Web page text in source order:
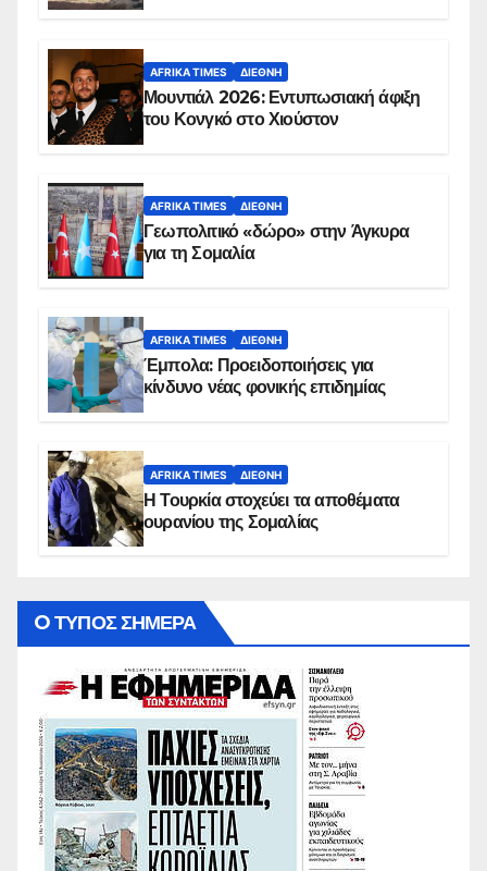
AFRIKA TIMES ΔΙΕΘΝΉ
Μουντιάλ 2026: Εντυπωσιακή άφιξη
του Κονγκό στο Χιούστον
AFRIKA TIMES ΔΙΕΘΝΉ
Γεωπολιτικό «δώρο» στην Άγκυρα
για τη Σομαλία
AFRIKA TIMES ΔΙΕΘΝΉ
Έμπολα: Προειδοποιήσεις για
κίνδυνο νέας φονικής επιδημίας
AFRIKA TIMES ΔΙΕΘΝΉ
Η Τουρκία στοχεύει τα αποθέματα
ουρανίου της Σομαλίας
O ΤΥΠΟΣ ΣΗΜΕΡΑ